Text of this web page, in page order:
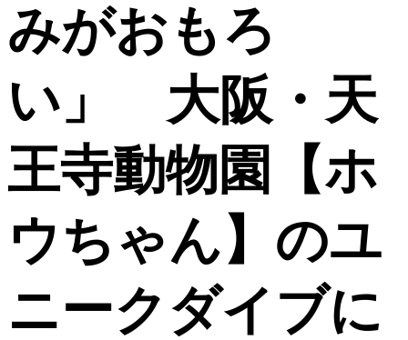
みがおもろ
い」 大阪・天
王寺動物園【ホ
ウちゃん】のユ
ニークダイブに